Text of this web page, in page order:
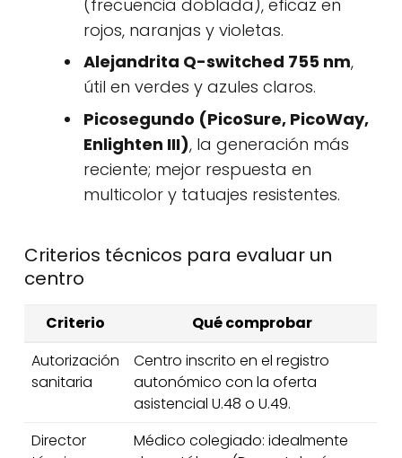
(frecuencia doblada), eficaz en
rojos, naranjas y violetas.
Alejandrita Q-switched 755 nm,
útil en verdes y azules claros.
Picosegundo (PicoSure, PicoWay,
Enlighten III), la generación más
reciente; mejor respuesta en
multicolor y tatuajes resistentes.
Criterios técnicos para evaluar un
centro
Criterio
Qué comprobar
Autorización
sanitaria
Centro inscrito en el registro
autonómico con la oferta
asistencial U.48 o U.49.
Director
Médico colegiado: idealmente